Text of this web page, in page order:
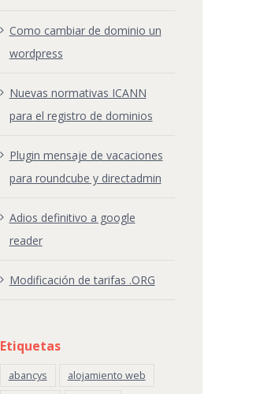
Como cambiar de dominio un
wordpress
Nuevas normativas ICANN
para el registro de dominios
Plugin mensaje de vacaciones
para roundcube y directadmin
Adios definitivo a google
reader
Modificación de tarifas .ORG
Etiquetas
abancys
alojamiento web